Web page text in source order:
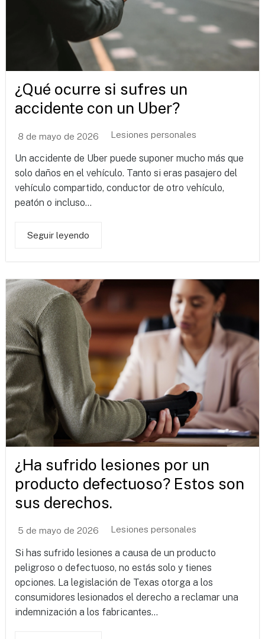
¿Qué ocurre si sufres un
accidente con un Uber?
8 de mayo de 2026 Lesiones personales
Un accidente de Uber puede suponer mucho más que
solo daños en el vehículo. Tanto si eras pasajero del
vehículo compartido, conductor de otro vehículo,
peatón o incluso...
Seguir leyendo
¿Ha sufrido lesiones por un
producto defectuoso? Estos son
sus derechos.
5 de mayo de 2026 Lesiones personales
Si has sufrido lesiones a causa de un producto
peligroso o defectuoso, no estás solo y tienes
opciones. La legislación de Texas otorga a los
consumidores lesionados el derecho a reclamar una
indemnización a los fabricantes...